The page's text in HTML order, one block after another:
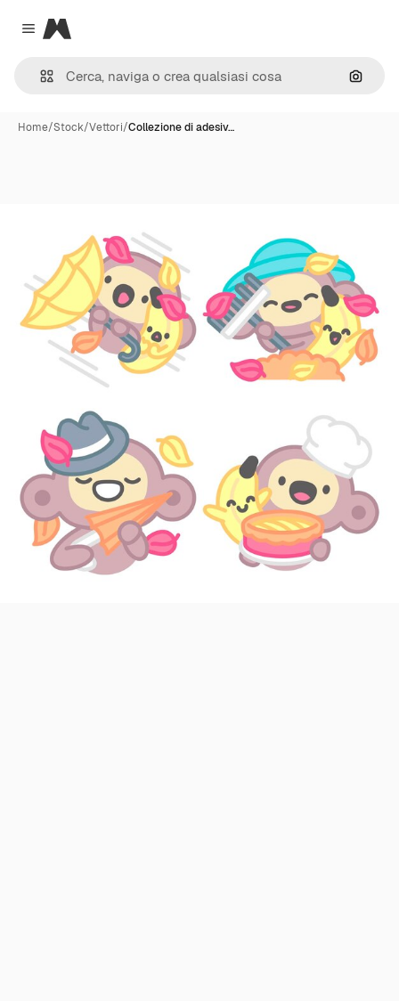
Close menu
Magnific
Cerca
Home/Stock/Vettori/Collezione di adesiv…